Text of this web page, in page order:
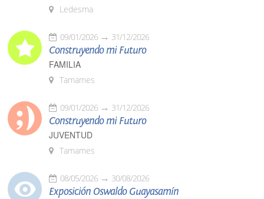
Ledesma
09/01/2026 31/12/2026
Construyendo mi Futuro
FAMILIA
Tamames
09/01/2026 31/12/2026
Construyendo mi Futuro
JUVENTUD
Tamames
08/05/2026 30/08/2026
Exposición Oswaldo Guayasamín